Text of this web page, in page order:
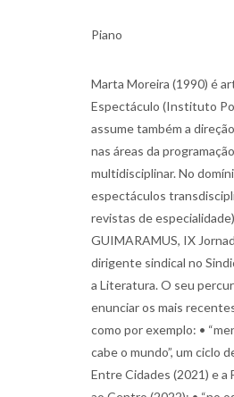
Piano
Marta Moreira (1990) é
Espectáculo (Instituto
assume também a
nas áreas da
multidisciplinar. No
espectáculos
revistas de
GUIMARAMUS, IX
dirigente sindical no
a Literatura. O seu
enunciar os mais
como por exemplo: •
cabe o mundo”, um ciclo
Entre Cidades (2021) e a